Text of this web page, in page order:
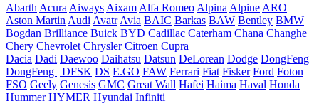
Abarth Acura Aiways Aixam Alfa Romeo Alpina Alpine ARO
Aston Martin Audi Avatr Avia BAIC Barkas BAW Bentley BMW
Bogdan Brilliance Buick BYD Cadillac Caterham Chana Changhe
Chery Chevrolet Chrysler Citroen Cupra
Dacia Dadi Daewoo Daihatsu Datsun DeLorean Dodge DongFeng
DongFeng | DFSK DS E.GO FAW Ferrari Fiat Fisker Ford Foton
FSO Geely Genesis GMC Great Wall Hafei Haima Haval Honda
Hummer HYMER Hyundai Infiniti